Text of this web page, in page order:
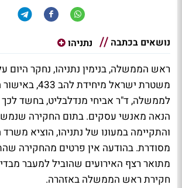
נושאים בכתבה נתניהו
ראש הממשלה, בנימין נתניהו, נחקר היום
משטרת ישראל
לממשלה, ד"ר אביחי מנדלבליט, בחשד
והתקיימה במעונו של נתניהו, הוציא
מסודרת. בהודעה אין פרטים מהחקירה
מתואר רצף האירועים שהוביל למעבר
חקירת ראש הממשלה באזהרה.